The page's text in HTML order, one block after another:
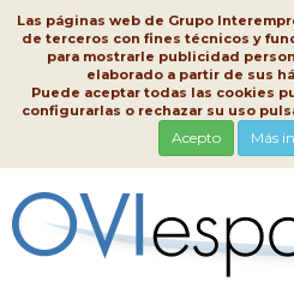
Las páginas web de Grupo
de terceros con fines técnicos y
para mostrarle publicidad
elaborado a partir de sus
Puede aceptar todas las cookies
configurarlas o rechazar su uso
Acepto Más